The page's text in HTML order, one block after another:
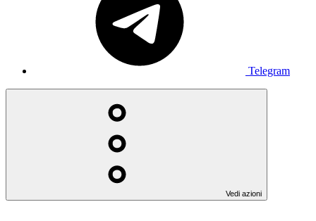
Telegram
Vedi azioni